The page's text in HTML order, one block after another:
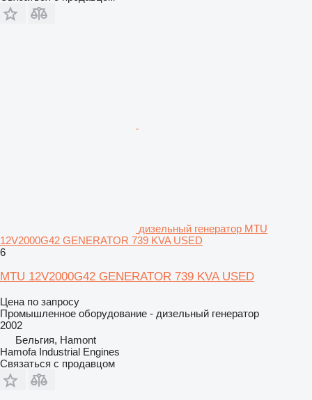
дизельный генератор MTU
12V2000G42 GENERATOR 739 KVA USED
6
MTU 12V2000G42 GENERATOR 739 KVA USED
Цена по запросу
Промышленное оборудование - дизельный генератор
2002
Бельгия, Hamont
Hamofa Industrial Engines
Связаться с продавцом